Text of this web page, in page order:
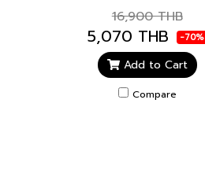
16,900 THB
5,070 THB -70%
Add to Cart
Compare